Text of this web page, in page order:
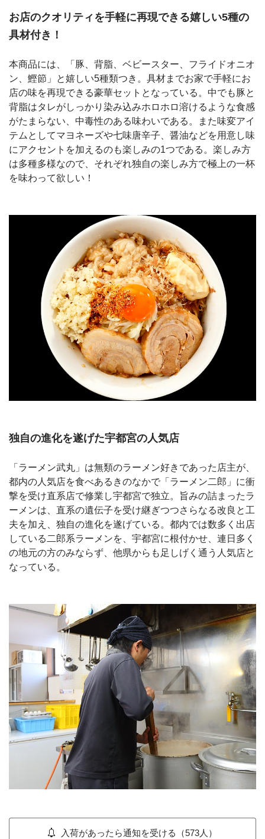
お店のクオリティを手軽に再現できる嬉しい5種の
具材付き！
本商品には、「豚、背脂、ベビースター、フライドオニオ
ン、鰹節」と嬉しい5種類つき。具材までお家で手軽にお
店の味を再現できる豪華セットとなっている。中でも豚と
背脂はタレがしっかり染み込みホロホロ溶けるような食感
がたまらない、中毒性のある味わいである。また味変アイ
テムとしてマヨネーズや七味唐辛子、醤油などを用意し味
にアクセントを加えるのも楽しみの1つである。楽しみ方
は多種多様なので、それぞれ独自の楽しみ方で極上の一杯
を味わって欲しい！
独自の進化を遂げた宇都宮の人気店
「ラーメン武丸」は無類のラーメン好きであった店主が、
都内の人気店を食べあるきのなかで「ラーメン二郎」に衝
撃を受け直系店で修業し宇都宮で独立。旨みの詰まったラ
ーメンは、直系の遺伝子を受け継ぎつつさらなる改良と工
夫を加え、独自の進化を遂げている。都内では数多く出店
している二郎系ラーメンを、宇都宮に根付かせ、連日多く
の地元の方のみならず、他県からも足しげく通う人気店と
なっている。
入荷があったら通知を受ける（573人）